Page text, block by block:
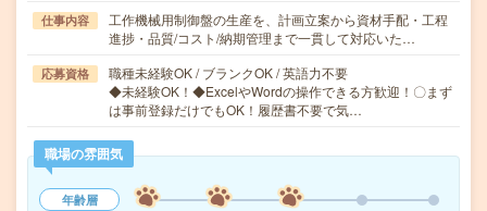
仕事内容
工作機械用制御盤の生産を、計画立案から資材手配・工程
進捗・品質/コスト/納期管理まで一貫して対応いた…
応募資格
職種未経験OK / ブランクOK / 英語力不要
◆未経験OK！◆ExcelやWordの操作できる方歓迎！〇まず
は事前登録だけでもOK！履歴書不要で気…
職場の雰囲気
年齢層